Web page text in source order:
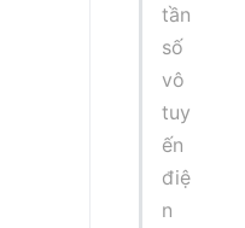
tần
số
vô
tuy
ến
điệ
n